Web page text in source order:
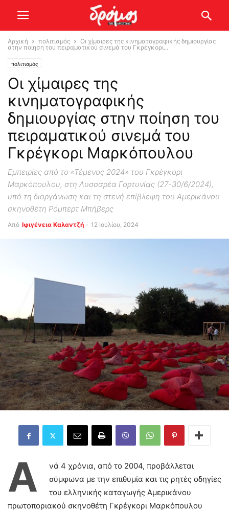
Αρχική πολιτισμός
Οι χίμαιρες της κινηματογραφικής δημιουργίας
στην ποίηση του πειραματικού σινεμά του Γκρέγκορι...
πολιτισμός
Οι χίμαιρες της
κινηματογραφικής
δημιουργίας στην ποίηση του
πειραματικού σινεμά του
Γκρέγκορι Μαρκόπουλου
Εμπειρίες από το «Τέμενος 2024» του Γκρέγκορι
Μαρκόπουλου, στη Λυσσαρέα Γορτυνίας (27-30/6/2024),
υπό τη διοργάνωση και τη στενή επίβλεψη του Αμερικάνου
σκηνοθέτη Ρόμπερτ Μπήβερς
Από Ιφιγένεια Καλαντζή - 12 Ιουλίου, 2024
Α
νά 4 χρόνια, από το 2004, προβάλλεται
σύμφωνα με την επιθυμία και τις ρητές οδηγίες
του ελληνικής καταγωγής Αμερικάνου
πρωτοποριακού σκηνοθέτη Γκρέγκορι Μαρκόπουλου